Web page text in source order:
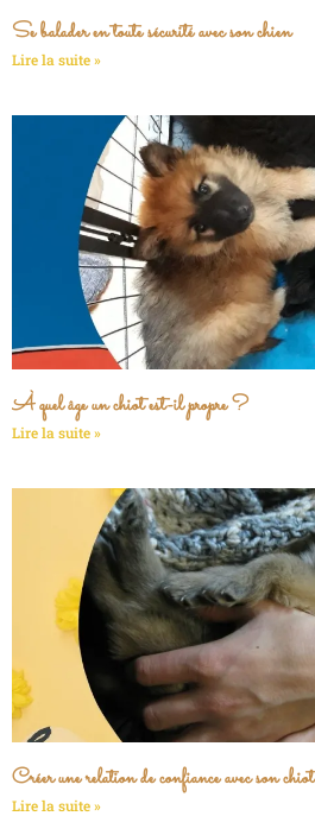
Se balader en toute sécurité avec son chien
Lire la suite »
À quel âge un chiot est-il propre ?
Lire la suite »
Créer une relation de confiance avec son chiot
Lire la suite »